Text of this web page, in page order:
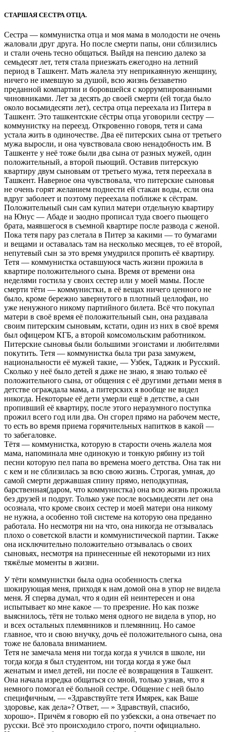
СТАРШАЯ СЕСТРА ОТЦА.
Сестра — коммунистка отца и моя мама в молодости не очень
жаловали друг друга. Но после смерти папы, они сблизились
и стали очень тесно общаться. Выйдя на пенсию далеко за
семьдесят лет, тетя стала приезжать ежегодно на летний
период в Ташкент. Мать жалела эту неприкаянную женщину,
ничего не имевшую за душой, всю жизнь беззаветно
преданной компартии и боровшейся с коррумпированными
чиновниками. Лет за десять до своей смерти (ей тогда было
около восьмидесяти лет), сестра отца переехала из Питера в
Ташкент. Это ташкентские сёстры отца уговорили сестру —
коммунистку на переезд. Откровенно говоря, тетя и сама
устала жить в одиночестве. Два её питерских сына от третьего
мужа выросли, и она чувствовала свою ненадобность им. В
Ташкенте у неё тоже были два сына от разных мужей, один
положительный, а второй пьющий. Оставив питерскую
квартиру двум сыновьям от третьего мужа, тетя переехала в
Ташкент. Наверное она чувствовала, что питерские сыновья
не очень горят желанием поднести ей стакан воды, если она
вдруг заболеет и поэтому переехала поближе к сёстрам.
Положительный сын сам купил матери отдельную квартиру
на Юнус — Абаде и заодно прописал туда своего пьющего
брата, маявшегося в съемной квартире после развода с женой.
Пока тетя пару раз слетала в Питер за какими — то бумагами
и вещами и оставалась там на несколько месяцев, то её второй,
непутевый сын за это время умудрился пропить её квартиру.
Тетя — коммунистка оставшуюся часть жизни прожила в
квартире положительного сына. Время от времени она
неделями гостила у своих сестер или у моей мамы. После
смерти тёти — коммунистки, в её вещах ничего ценного не
было, кроме бережно завернутого в плотный целлофан, но
уже ненужного никому партийного билета. Всё что покупал
матери в своё время её положительный сын, она раздавала
своим питерским сыновьям, кстати, один из них в своё время
был офицером КГБ, а второй комсомольским работником.
Питерские сыновья были большими эгоистами и любителями
покутить. Тетя — коммунистка была три раза замужем,
национальности её мужей такие, — Узбек, Таджик и Русский.
Сколько у неё было детей я даже не знаю, я знаю только её
положительного сына, от общения с её другими детьми меня в
детстве ограждала мама, а питерских я вообще не видел
никогда. Некоторые её дети умерли ещё в детстве, а сын
пропивший её квартиру, после этого неразумного поступка
прожил всего год или два. Он сгорел прямо на рабочем месте,
то есть во время приема горячительных напитков в какой —
то забегаловке.
Тётя — коммунистка, которую в старости очень жалела моя
мама, напоминала мне одинокую и тонкую рябину из той
песни которую пел папа во времена моего детства. Она так ни
с кем и не сблизилась за всю свою жизнь. Строгая, умная, до
самой смерти державшая спину прямо, неподкупная,
барственная(даром, что коммунистка) она всю жизнь прожила
без друзей и подруг. Только уже после восьмидесяти лет она
осознала, что кроме своих сестер и моей матери она никому
не нужна, а особенно той системе на которую она преданно
работала. Но несмотря ни на что, она никогда не отзывалась
плохо о советской власти и коммунистической партии. Также
она исключительно положительно отзывалась о своих
сыновьях, несмотря на принесенные ей некоторыми из них
тяжёлые моменты в жизни.
У тёти коммунистки была одна особенность слегка
шокирующая меня, приходя к нам домой она в упор не видела
меня. Я сперва думал, что я один ей неинтересен и она
испытывает ко мне какое — то презрение. Но как позже
выяснилось, тётя не только меня одного не видела в упор, но
и всех остальных племянников и племянниц. Но самое
главное, что и свою внучку, дочь её положительного сына, она
тоже не баловала вниманием.
Тетя не замечала меня ни тогда когда я учился в школе, ни
тогда когда я был студентом, ни тогда когда я уже был
женатым и имел детей, ни после её возвращения в Ташкент.
Она начала изредка общаться со мной, только узнав, что я
немного помогал её больной сестре. Общение с ней было
специфичным, — «Здравствуйте тетя Имярек, как Ваше
здоровье, как дела»? Ответ, — » Здравствуй, спасибо,
хорошо». Причём я говорю ей по узбекски, а она отвечает по
русски. Всё это происходило строго, почти официально.